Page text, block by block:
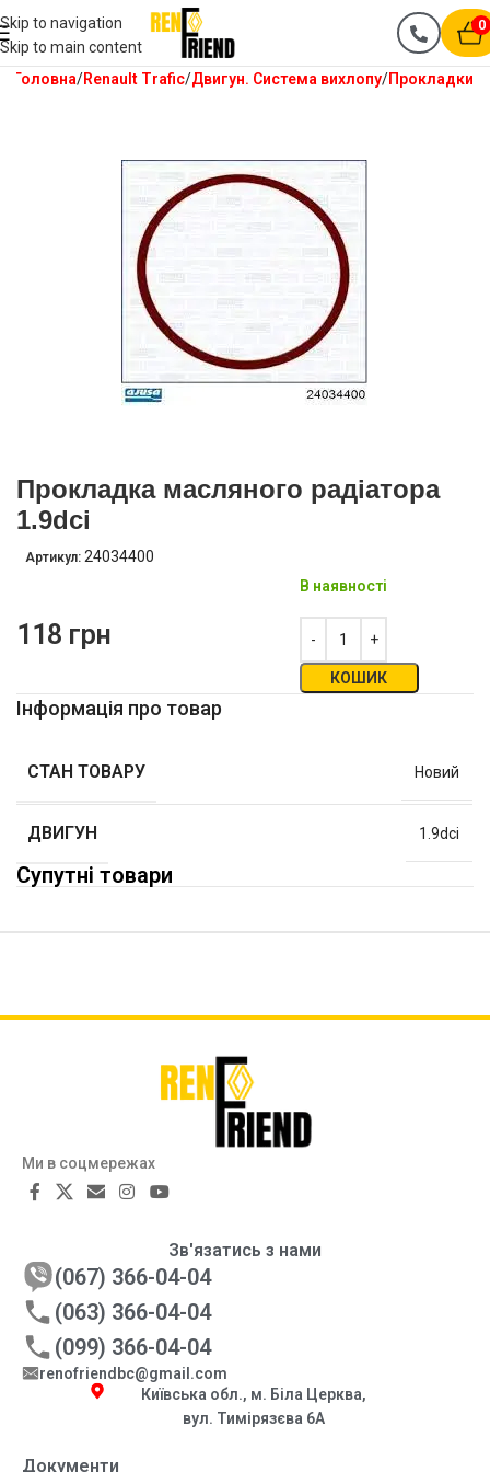
Skip to navigation
Skip to main content
0
Головна Renault Trafic Двигун. Система вихлопу Прокладки
Прокладка масляного радіатора
1.9dci
Артикул: 24034400
118 грн
В наявності
КОШИК
Інформація про товар
СТАН ТОВАРУ Новий
ДВИГУН 1.9dci
Супутні товари
Ми в соцмережах
Документи
Зв'язатись з нами
(067) 366-04-04
(063) 366-04-04
(099) 366-04-04
renofriendbc@gmail.com
Київська обл., м. Біла Церква,
вул. Тимірязєва 6А